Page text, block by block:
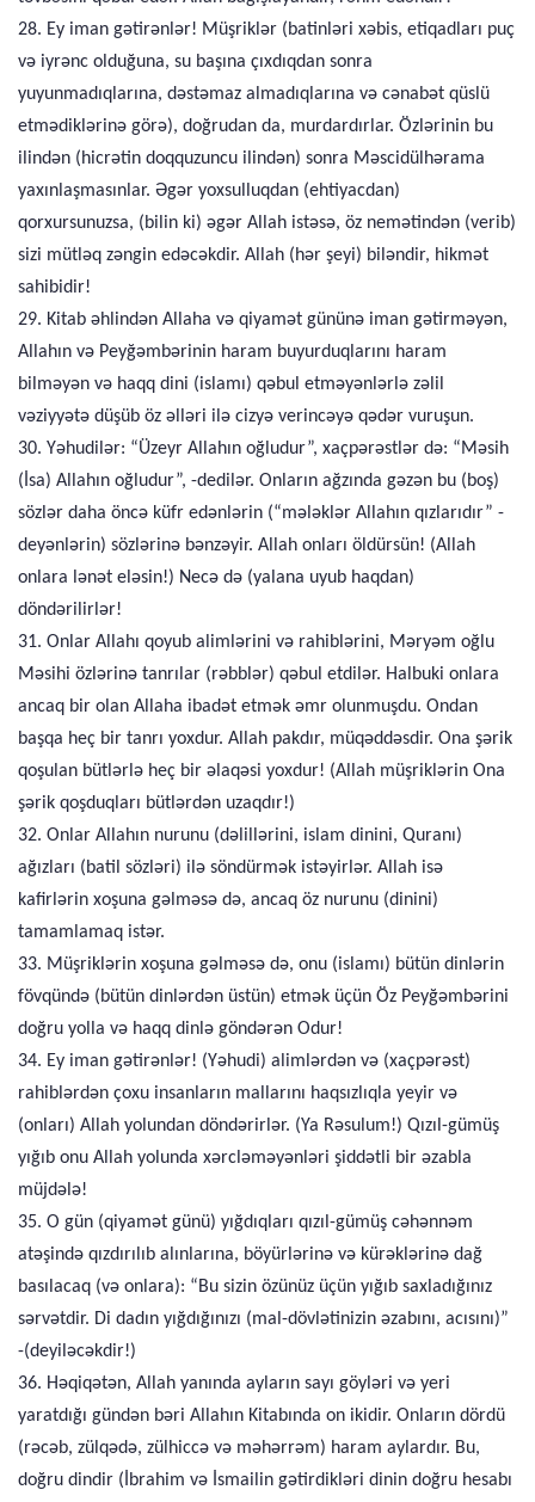
28. Ey iman gətirənlər! Müşriklər (batinləri xəbis, etiqadları puç
və iyrənc olduğuna, su başına çıxdıqdan sonra
yuyunmadıqlarına, dəstəmaz almadıqlarına və cənabət qüslü
etmədiklərinə görə), doğrudan da, murdardırlar. Özlərinin bu
ilindən (hicrətin doqquzuncu ilindən) sonra Məscidülhərama
yaxınlaşmasınlar. Əgər yoxsulluqdan (ehtiyacdan)
qorxursunuzsa, (bilin ki) əgər Allah istəsə, öz nemətindən (verib)
sizi mütləq zəngin edəcəkdir. Allah (hər şeyi) biləndir, hikmət
sahibidir!
29. Kitab əhlindən Allaha və qiyamət gününə iman gətirməyən,
Allahın və Peyğəmbərinin haram buyurduqlarını haram
bilməyən və haqq dini (islamı) qəbul etməyənlərlə zəlil
vəziyyətə düşüb öz əlləri ilə cizyə verincəyə qədər vuruşun.
30. Yəhudilər: “Üzeyr Allahın oğludur”, xaçpərəstlər də: “Məsih
(İsa) Allahın oğludur”, -dedilər. Onların ağzında gəzən bu (boş)
sözlər daha öncə küfr edənlərin (“mələklər Allahın qızlarıdır” -
deyənlərin) sözlərinə bənzəyir. Allah onları öldürsün! (Allah
onlara lənət eləsin!) Necə də (yalana uyub haqdan)
döndərilirlər!
31. Onlar Allahı qoyub alimlərini və rahiblərini, Məryəm oğlu
Məsihi özlərinə tanrılar (rəbblər) qəbul etdilər. Halbuki onlara
ancaq bir olan Allaha ibadət etmək əmr olunmuşdu. Ondan
başqa heç bir tanrı yoxdur. Allah pakdır, müqəddəsdir. Ona şərik
qoşulan bütlərlə heç bir əlaqəsi yoxdur! (Allah müşriklərin Ona
şərik qoşduqları bütlərdən uzaqdır!)
32. Onlar Allahın nurunu (dəlillərini, islam dinini, Quranı)
ağızları (batil sözləri) ilə söndürmək istəyirlər. Allah isə
kafirlərin xoşuna gəlməsə də, ancaq öz nurunu (dinini)
tamamlamaq istər.
33. Müşriklərin xoşuna gəlməsə də, onu (islamı) bütün dinlərin
fövqündə (bütün dinlərdən üstün) etmək üçün Öz Peyğəmbərini
doğru yolla və haqq dinlə göndərən Odur!
34. Ey iman gətirənlər! (Yəhudi) alimlərdən və (xaçpərəst)
rahiblərdən çoxu insanların mallarını haqsızlıqla yeyir və
(onları) Allah yolundan döndərirlər. (Ya Rəsulum!) Qızıl-gümüş
yığıb onu Allah yolunda xərcləməyənləri şiddətli bir əzabla
müjdələ!
35. O gün (qiyamət günü) yığdıqları qızıl-gümüş cəhənnəm
atəşində qızdırılıb alınlarına, böyürlərinə və kürəklərinə dağ
basılacaq (və onlara): “Bu sizin özünüz üçün yığıb saxladığınız
sərvətdir. Di dadın yığdığınızı (mal-dövlətinizin əzabını, acısını)”
-(deyiləcəkdir!)
36. Həqiqətən, Allah yanında ayların sayı göyləri və yeri
yaratdığı gündən bəri Allahın Kitabında on ikidir. Onların dördü
(rəcəb, zülqədə, zülhiccə və məhərrəm) haram aylardır. Bu,
doğru dindir (İbrahim və İsmailin gətirdikləri dinin doğru hesabı